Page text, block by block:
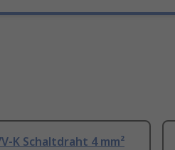
K Schaltdraht 4 mm²